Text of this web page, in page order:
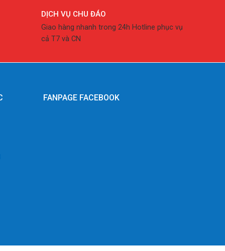
DỊCH VỤ CHU ĐÁO
Giao hàng nhanh trong 24h Hotline phục vụ
cả T7 và CN
FANPAGE FACEBOOK